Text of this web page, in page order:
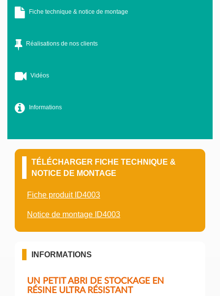
Fiche technique & notice de montage
Réalisations de nos clients
Vidéos
Informations
TÉLÉCHARGER FICHE TECHNIQUE &
NOTICE DE MONTAGE
Fiche produit ID4003
Notice de montage ID4003
INFORMATIONS
UN PETIT ABRI DE STOCKAGE EN
RÉSINE ULTRA RÉSISTANT